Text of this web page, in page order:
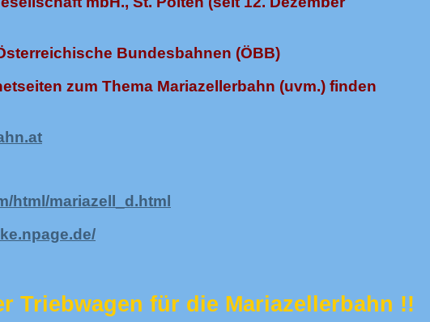
Bundesbahnen (ÖBB)
zum Thema Mariazellerbahn (uvm.) finden
html/mariazell_d.html
Triebwagen für die Mariazellerbahn !!